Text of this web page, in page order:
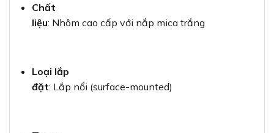
Chất
liệu: Nhôm cao cấp với nắp mica trắng
Loại lắp
đặt: Lắp nổi (surface-mounted)